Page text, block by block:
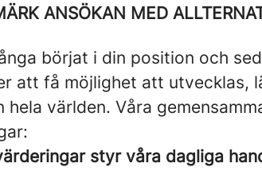
ANSÖKAN MED
börjat i din position och
att få möjlighet att utvecklas,
världen. Våra
styr våra dagliga